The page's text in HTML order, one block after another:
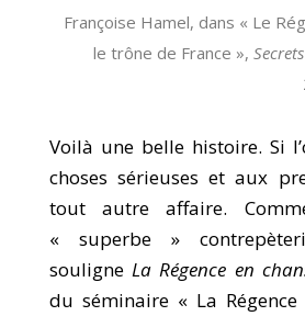
Françoise Hamel, dans « Le
le trône de France »,
Voilà une belle histoire. Si
choses sérieuses et aux
tout autre affaire.
« superbe »
souligne La Régence en
du séminaire « La